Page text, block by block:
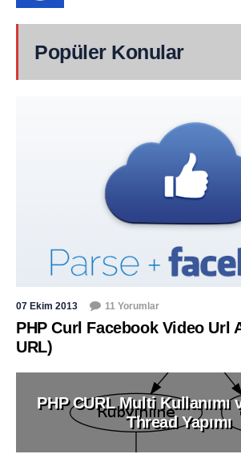
Popüler Konular
07 Ekim 2013 11 Yorumlar
PHP Curl Facebook Video Url
URL)
PHP CURL Multi Kullanımı
Thread Yapımı